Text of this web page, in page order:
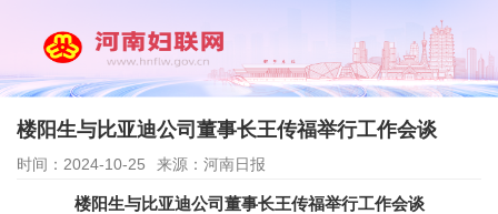
楼阳生与比亚迪公司董事长王传福举行工作会谈
时间：2024-10-25 来源：河南日报
楼阳生与比亚迪公司董事长王传福举行工作会谈